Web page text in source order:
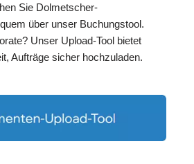
Sie Dolmetscher-
über unser Buchungstool.
Unser Upload-Tool bietet
Aufträge sicher hochzuladen.